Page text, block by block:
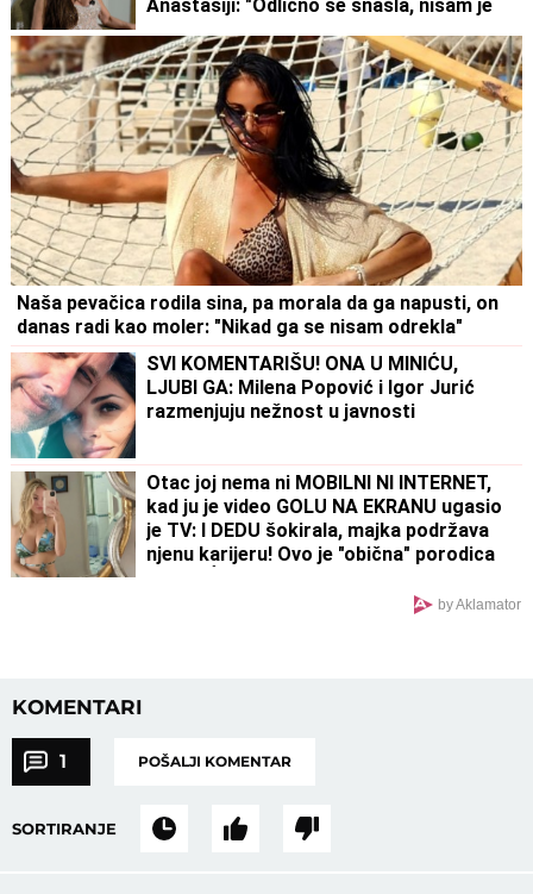
Anastasiji: "Odlično se snašla, nisam je
posle 10 godina
Naša pevačica rodila sina, pa morala da ga napusti, on
danas radi kao moler: "Nikad ga se nisam odrekla"
SVI KOMENTARIŠU! ONA U MINIĆU,
LJUBI GA: Milena Popović i Igor Jurić
razmenjuju nežnost u javnosti
Otac joj nema ni MOBILNI NI INTERNET,
kad ju je video GOLU NA EKRANU ugasio
je TV: I DEDU šokirala, majka podržava
njenu karijeru! Ovo je "obična" porodica
by Aklamator
KOMENTARI
1 POŠALJI KOMENTAR
SORTIRANJE